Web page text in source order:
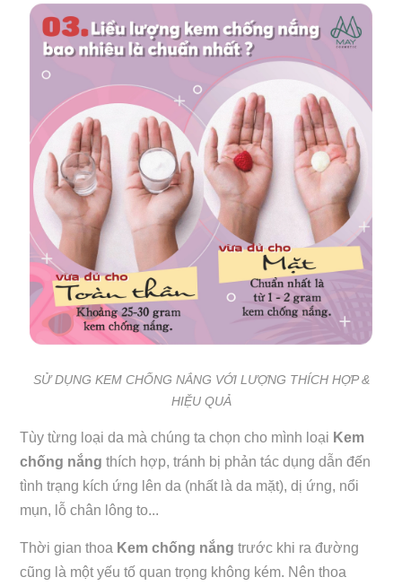
SỬ DỤNG KEM CHỐNG NẮNG VỚI LƯỢNG THÍCH HỢP &
HIỆU QUẢ
Tùy từng loại da mà chúng ta chọn cho mình loại Kem
chống nắng thích hợp, tránh bị phản tác dụng dẫn đến
tình trạng kích ứng lên da (nhất là da mặt), dị ứng, nổi
mụn, lỗ chân lông to...
Thời gian thoa Kem chống nắng trước khi ra đường
cũng là một yếu tố quan trọng không kém. Nên thoa